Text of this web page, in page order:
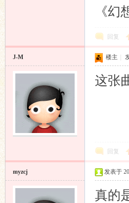
《
回复
J-M 楼主
这张
回复
myzcj 发表于
真的